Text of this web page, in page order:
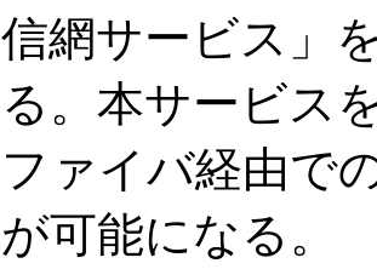
信網サービス」
る。本サービス
ファイバ経由で
が可能になる。